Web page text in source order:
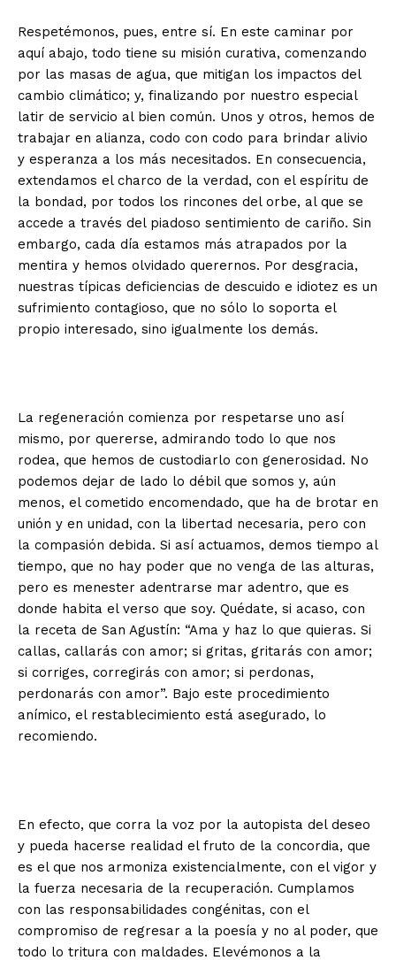
Respetémonos, pues, entre sí. En este caminar por
aquí abajo, todo tiene su misión curativa, comenzando
por las masas de agua, que mitigan los impactos del
cambio climático; y, finalizando por nuestro especial
latir de servicio al bien común. Unos y otros, hemos de
trabajar en alianza, codo con codo para brindar alivio
y esperanza a los más necesitados. En consecuencia,
extendamos el charco de la verdad, con el espíritu de
la bondad, por todos los rincones del orbe, al que se
accede a través del piadoso sentimiento de cariño. Sin
embargo, cada día estamos más atrapados por la
mentira y hemos olvidado querernos. Por desgracia,
nuestras típicas deficiencias de descuido e idiotez es un
sufrimiento contagioso, que no sólo lo soporta el
propio interesado, sino igualmente los demás.
La regeneración comienza por respetarse uno así
mismo, por quererse, admirando todo lo que nos
rodea, que hemos de custodiarlo con generosidad. No
podemos dejar de lado lo débil que somos y, aún
menos, el cometido encomendado, que ha de brotar en
unión y en unidad, con la libertad necesaria, pero con
la compasión debida. Si así actuamos, demos tiempo al
tiempo, que no hay poder que no venga de las alturas,
pero es menester adentrarse mar adentro, que es
donde habita el verso que soy. Quédate, si acaso, con
la receta de San Agustín: “Ama y haz lo que quieras. Si
callas, callarás con amor; si gritas, gritarás con amor;
si corriges, corregirás con amor; si perdonas,
perdonarás con amor”. Bajo este procedimiento
anímico, el restablecimiento está asegurado, lo
recomiendo.
En efecto, que corra la voz por la autopista del deseo
y pueda hacerse realidad el fruto de la concordia, que
es el que nos armoniza existencialmente, con el vigor y
la fuerza necesaria de la recuperación. Cumplamos
con las responsabilidades congénitas, con el
compromiso de regresar a la poesía y no al poder, que
todo lo tritura con maldades. Elevémonos a la